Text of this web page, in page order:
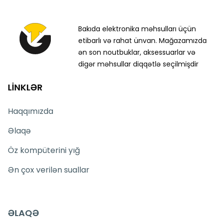
Bakıda elektronika məhsulları üçün
etibarlı və rahat ünvan. Mağazamızda
ən son noutbuklar, aksessuarlar və
digər məhsullar diqqətlə seçilmişdir
LİNKLƏR
Haqqımızda
Əlaqə
Öz kompüterini yığ
Ən çox verilən suallar
ƏLAQƏ